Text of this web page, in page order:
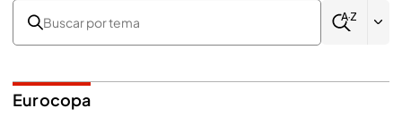
Eurocopa